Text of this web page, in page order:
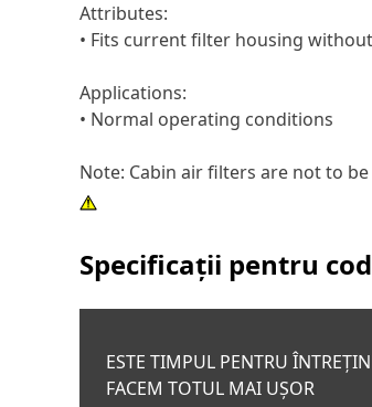
Attributes:
• Fits current filter housing
Applications:
• Normal operating conditions
Note: Cabin air filters are not to
Specificații pentru
ESTE TIMPUL PENTRU
FACEM TOTUL MAI UȘOR